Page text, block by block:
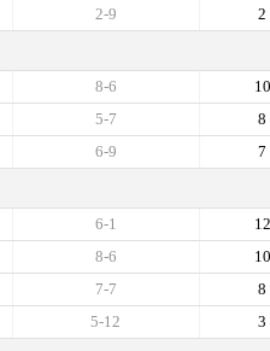
2
2-9
10
8-6
8
5-7
7
6-9
12
6-1
10
8-6
8
7-7
3
5-12